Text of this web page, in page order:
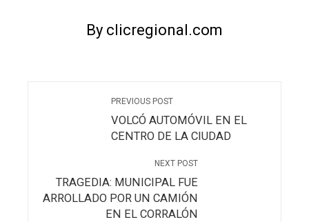
By clicregional.com
PREVIOUS POST
VOLCÓ AUTOMÓVIL EN EL
CENTRO DE LA CIUDAD
NEXT POST
TRAGEDIA: MUNICIPAL FUE
ARROLLADO POR UN CAMIÓN
EN EL CORRALÓN